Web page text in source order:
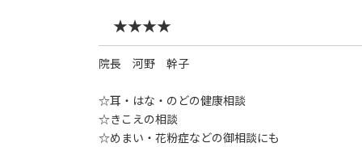
★★★★
院長 河野 幹子
☆耳・はな・のどの健康相談
☆きこえの相談
☆めまい・花粉症などの御相談にも